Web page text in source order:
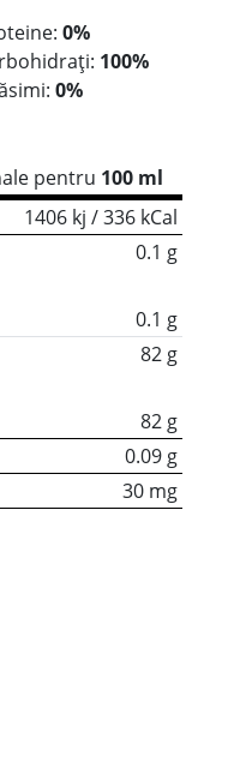
0%
100%
0%
pentru 100 ml
1406 kj / 336 kCal
0.1 g
0.1 g
82 g
82 g
0.09 g
30 mg